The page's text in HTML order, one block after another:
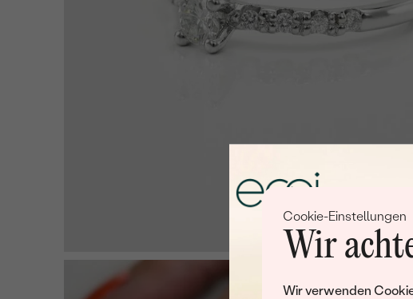
Cookie-Einstellungen
Wir
Wir verwenden